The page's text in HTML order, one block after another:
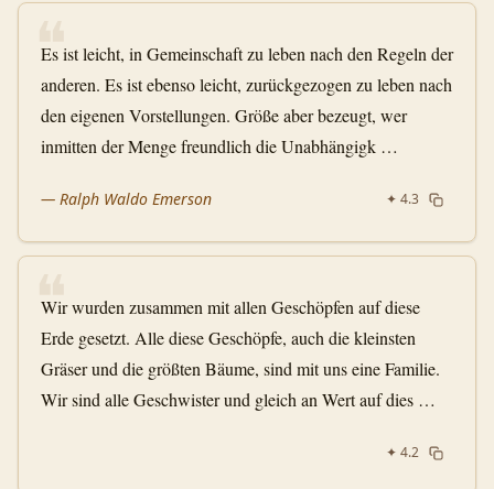
❝
Es ist leicht, in Gemeinschaft zu leben nach den Regeln der
anderen. Es ist ebenso leicht, zurückgezogen zu leben nach
den eigenen Vorstellungen. Größe aber bezeugt, wer
inmitten der Menge freundlich die Unabhängigk …
— Ralph Waldo Emerson ✦ 4.3
❝
Wir wurden zusammen mit allen Geschöpfen auf diese
Erde gesetzt. Alle diese Geschöpfe, auch die kleinsten
Gräser und die größten Bäume, sind mit uns eine Familie.
Wir sind alle Geschwister und gleich an Wert auf dies …
✦ 4.2